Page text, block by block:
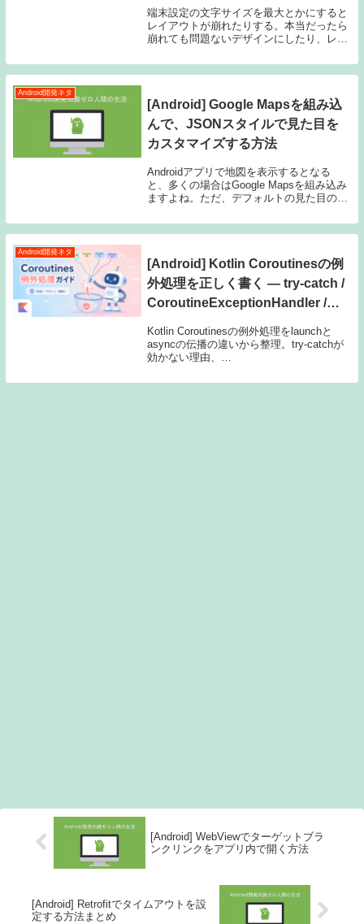
端末設定の文字サイズを最大とかにすると
レイアウトが崩れたりする。本当だったら
崩れても問題ないデザインにしたり、レイ
ないところはTextView等のテキストサイズ
をsp指定からdp指定にする。dp指定にす...
Android開発ネタ
[Android] Google Mapsを組み込
んで、JSONスタイルで見た目を
カスタマイズする方法
Androidアプリで地図を表示するとなる
と、多くの場合はGoogle Mapsを組み込み
ますよね。ただ、デフォルトの見た目のま
思います。そこで今回は、Google Mapsを
Androidに組み込み、...
Android開発ネタ
[Android] Kotlin Coroutinesの例
外処理を正しく書く ― try-catch /
CoroutineExceptionHandler /
Kotlin Coroutinesの例外処理をlaunchと
asyncの伝播の違いから整理。try-catchが
効かない理由、
supervisorScopeによる子の失敗の隔離、
[Android] WebViewでターゲットブラ
ンクリンクをアプリ内で開く方法
[Android] Retrofitでタイムアウトを設
定する方法まとめ